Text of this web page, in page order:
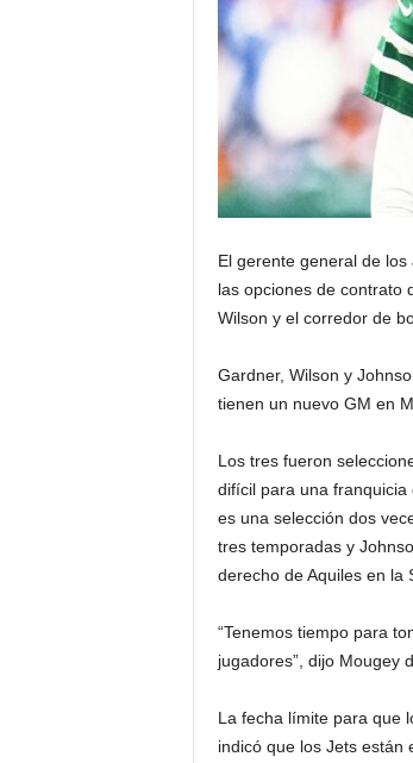
El gerente general de
las opciones de contrato
Wilson y el corredor de
Gardner, Wilson y
tienen un nuevo GM en
Los tres fueron
difícil para una
es una selección dos
tres temporadas y
derecho de Aquiles en la
“Tenemos tiempo para
jugadores”, dijo Mougey
La fecha límite para que
indicó que los Jets están